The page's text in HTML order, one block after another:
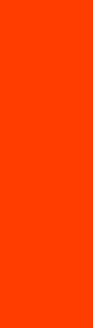
que variava
quan el
d’alumnes
raó
el curs 19/
euros
augmenta la
centres
públics, fins
és
la Plaça
Segregació
2020.
d’una
necessitats
grup per
d’Educació